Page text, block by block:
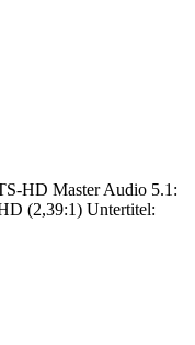
HD Master Audio 5.1:
(2,39:1) Untertitel: